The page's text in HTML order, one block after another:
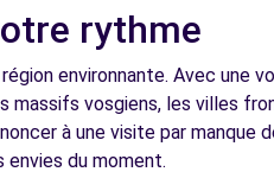
rythme
environnante. Avec une
massifs vosgiens, les villes
à une visite par manque
du moment.